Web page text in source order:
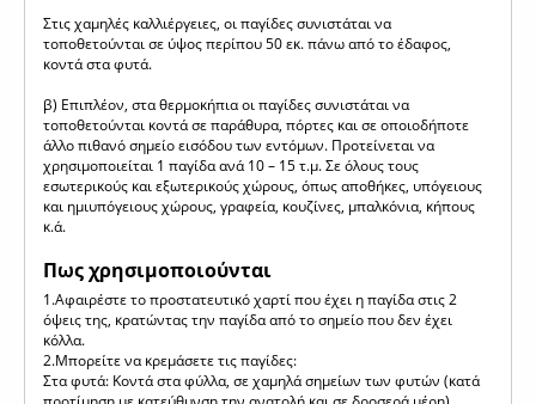
Στις χαμηλές καλλιέργειες, οι παγίδες συνιστάται να
τοποθετούνται σε ύψος περίπου 50 εκ. πάνω από το έδαφος,
κοντά στα φυτά.
β) Επιπλέον, στα θερμοκήπια οι παγίδες συνιστάται να
τοποθετούνται κοντά σε παράθυρα, πόρτες και σε οποιοδήποτε
άλλο πιθανό σημείο εισόδου των εντόμων. Προτείνεται να
χρησιμοποιείται 1 παγίδα ανά 10 – 15 τ.μ. Σε όλους τους
εσωτερικούς και εξωτερικούς χώρους, όπως αποθήκες, υπόγειους
και ημιυπόγειους χώρους, γραφεία, κουζίνες, μπαλκόνια, κήπους
κ.ά.
Πως χρησιμοποιούνται
1.Αφαιρέστε το προστατευτικό χαρτί που έχει η παγίδα στις 2
όψεις της, κρατώντας την παγίδα από το σημείο που δεν έχει
κόλλα.
2.Μπορείτε να κρεμάσετε τις παγίδες:
Στα φυτά: Κοντά στα φύλλα, σε χαμηλά σημείων των φυτών (κατά